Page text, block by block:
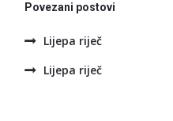
Povezani postovi
Lijepa riječ
Lijepa riječ